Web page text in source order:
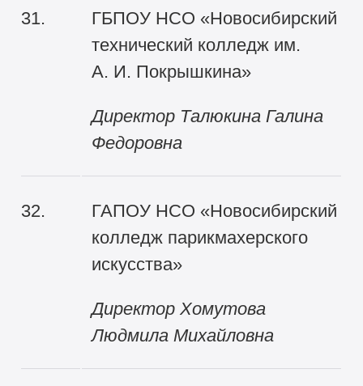
31.
ГБПОУ НСО «Новосибирский
технический колледж им.
А. И. Покрышкина»
Директор Талюкина Галина
Федоровна
32.
ГАПОУ НСО «Новосибирский
колледж парикмахерского
искусства»
Директор Хомутова
Людмила Михайловна